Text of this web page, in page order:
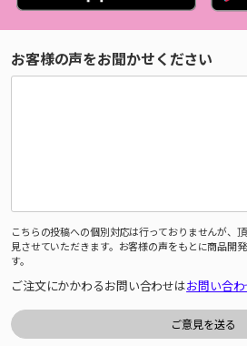
お客様の声をお聞かせください
こちらの投稿への個別対応は行っておりませんが、
見させていただきます。お客様の声をもとに商品開
す。
ご注文にかかわるお問い合わせはお問い合